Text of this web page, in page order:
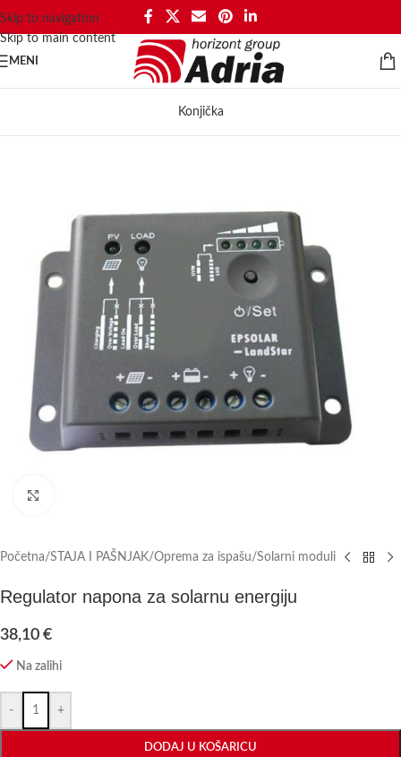
Skip to navigation
Skip to main content
MENI
Konjička
Početna/STAJA I PAŠNJAK/Oprema za ispašu/Solarni moduli
Regulator napona za solarnu energiju
38,10 €
Na zalihi
- +
DODAJ U KOŠARICU